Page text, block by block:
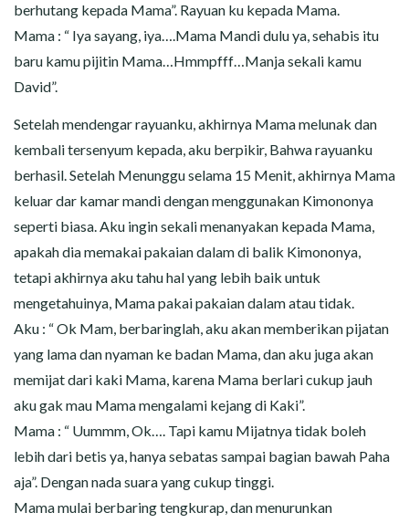
berhutang kepada Mama”. Rayuan ku kepada Mama.
Mama : “ Iya sayang, iya….Mama Mandi dulu ya, sehabis itu
baru kamu pijitin Mama…Hmmpfff…Manja sekali kamu
David”.
Setelah mendengar rayuanku, akhirnya Mama melunak dan
kembali tersenyum kepada, aku berpikir, Bahwa rayuanku
berhasil. Setelah Menunggu selama 15 Menit, akhirnya Mama
keluar dar kamar mandi dengan menggunakan Kimononya
seperti biasa. Aku ingin sekali menanyakan kepada Mama,
apakah dia memakai pakaian dalam di balik Kimononya,
tetapi akhirnya aku tahu hal yang lebih baik untuk
mengetahuinya, Mama pakai pakaian dalam atau tidak.
Aku : “ Ok Mam, berbaringlah, aku akan memberikan pijatan
yang lama dan nyaman ke badan Mama, dan aku juga akan
memijat dari kaki Mama, karena Mama berlari cukup jauh
aku gak mau Mama mengalami kejang di Kaki”.
Mama : “ Uummm, Ok…. Tapi kamu Mijatnya tidak boleh
lebih dari betis ya, hanya sebatas sampai bagian bawah Paha
aja”. Dengan nada suara yang cukup tinggi.
Mama mulai berbaring tengkurap, dan menurunkan